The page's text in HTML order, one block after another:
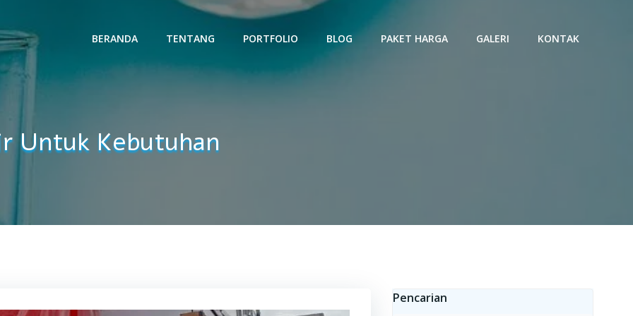
BERANDA TENTANG PORTFOLIO BLOG PAKET HARGA GALERI KONTAK
Untuk Kebutuhan
Pencarian